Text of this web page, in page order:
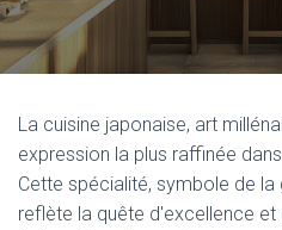
La cuisine japonaise, art
expression la plus raffinée
Cette spécialité, symbole de
reflète la quête d'excellence